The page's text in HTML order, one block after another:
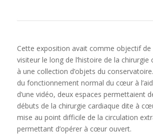
Cette exposition avait comme objectif de
visiteur le long de l’histoire de la chirurgie
à une collection d’objets du
du fonctionnement normal du cœur à
d’une vidéo, deux espaces permettaient
débuts de la chirurgie cardiaque dite à
mise au point difficile de la circulation
permettant d’opérer à cœur ouvert.